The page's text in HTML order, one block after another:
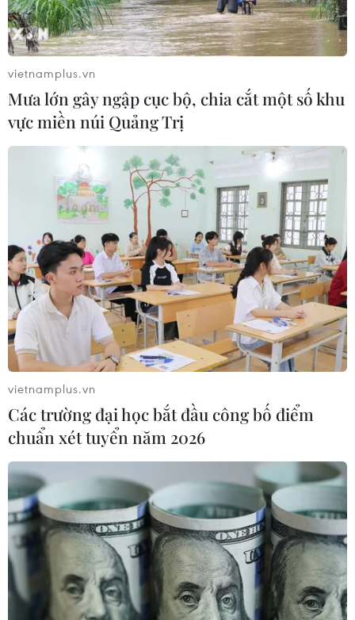
TIN CÙNG CHUYÊN MỤC
Trung Quốc: Giá tiêu dùng và giá sản
vietnamplus.vn
Mưa lớn gây ngập cục bộ, chia cắt một số khu
vực miền núi Quảng Trị
vietnamplus.vn
Các trường đại học bắt đầu công bố điểm
chuẩn xét tuyển năm 2026